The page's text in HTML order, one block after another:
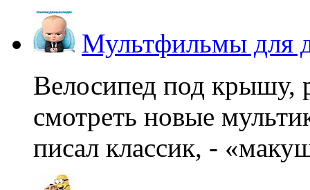
Мультфильмы для
Велосипед под крышу,
смотреть новые
писал классик, -